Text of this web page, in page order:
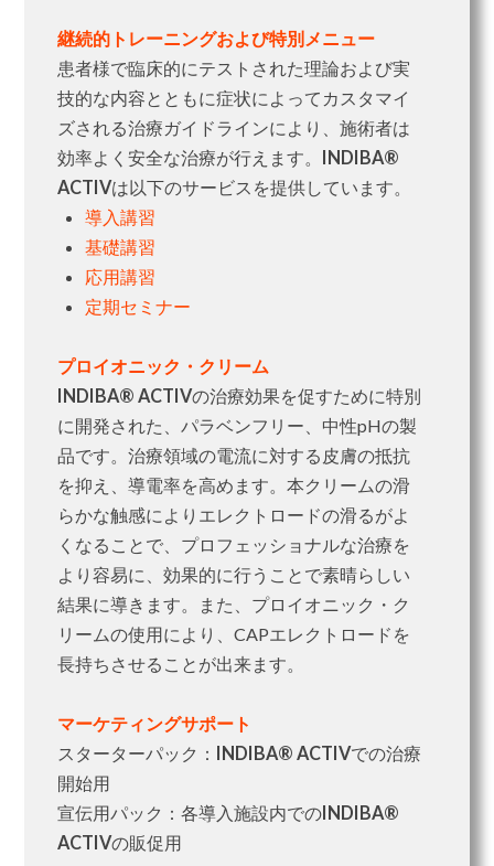
継続的トレーニングおよび特別メニュー
患者様で臨床的にテストされた理論および実
技的な内容とともに症状によってカスタマイ
ズされる治療ガイドラインにより、施術者は
効率よく安全な治療が行えます。 INDIBA®
ACTIVは以下のサービスを提供しています。
導入講習
基礎講習
応用講習
定期セミナー
プロイオニック・クリーム
INDIBA® ACTIVの治療効果を促すために特別
に開発された、パラベンフリー、中性pHの製
品です。治療領域の電流に対する皮膚の抵抗
を抑え、導電率を高めます。本クリームの滑
らかな触感によりエレクトロードの滑るがよ
くなることで、プロフェッショナルな治療を
より容易に、効果的に行うことで素晴らしい
結果に導きます。また、プロイオニック・ク
リームの使用により、CAPエレクトロードを
長持ちさせることが出来ます。
マーケティングサポート
スターターパック： INDIBA® ACTIVでの治療
開始用
宣伝用パック：各導入施設内でのINDIBA®
ACTIVの販促用